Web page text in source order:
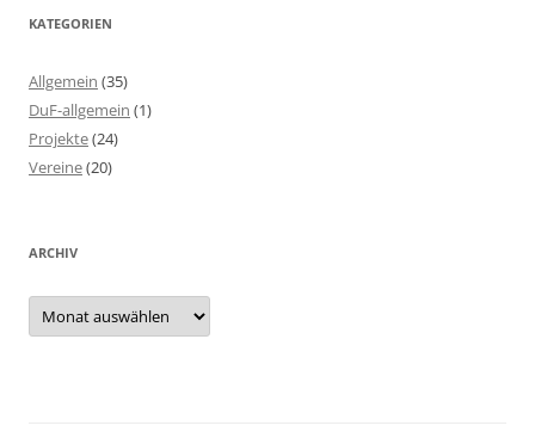
KATEGORIEN
Allgemein (35)
DuF-allgemein (1)
Projekte(24)
Vereine(20)
ARCHIV
Archiv